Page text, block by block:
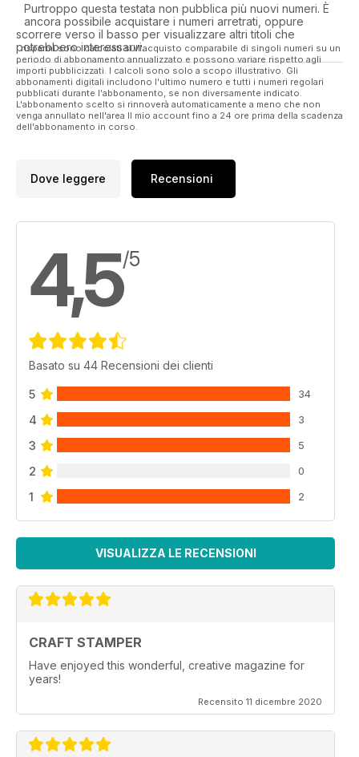
Purtroppo questa testata non pubblica più nuovi numeri. È
ancora possibile acquistare i numeri arretrati, oppure
scorrere verso il basso per visualizzare altri titoli che
potrebbero interessarvi.
I risparmi sono calcolati sull'acquisto comparabile di singoli numeri su un
periodo di abbonamento annualizzato e possono variare rispetto agli
importi pubblicizzati. I calcoli sono solo a scopo illustrativo. Gli
abbonamenti digitali includono l'ultimo numero e tutti i numeri regolari
pubblicati durante l'abbonamento, se non diversamente indicato.
L'abbonamento scelto si rinnoverà automaticamente a meno che non
venga annullato nell'area Il mio account fino a 24 ore prima della scadenza
dell'abbonamento in corso.
Dove leggere Recensioni
4,5/5
Basato su 44 Recensioni dei clienti
5 34
4 3
3 5
2 0
1 2
VISUALIZZA LE RECENSIONI
CRAFT STAMPER
Have enjoyed this wonderful, creative magazine for
years!
Recensito 11 dicembre 2020